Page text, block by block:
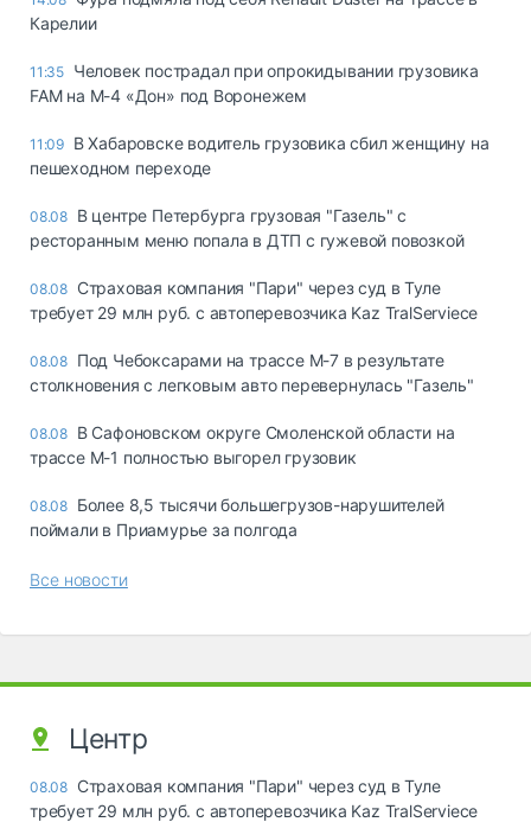
Карелии
11:35 Человек пострадал при опрокидывании грузовика
FAM на М-4 «Дон» под Воронежем
11:09 В Хабаровске водитель грузовика сбил женщину на
пешеходном переходе
08.08 В центре Петербурга грузовая "Газель" с
ресторанным меню попала в ДТП с гужевой повозкой
08.08 Страховая компания "Пари" через суд в Туле
требует 29 млн руб. с автоперевозчика Kaz TralServiece
08.08 Под Чебоксарами на трассе М-7 в результате
столкновения с легковым авто перевернулась "Газель"
08.08 В Сафоновском округе Смоленской области на
трассе М-1 полностью выгорел грузовик
08.08 Более 8,5 тысячи большегрузов-нарушителей
поймали в Приамурье за полгода
Все новости
Центр
08.08 Страховая компания "Пари" через суд в Туле
требует 29 млн руб. с автоперевозчика Kaz TralServiece